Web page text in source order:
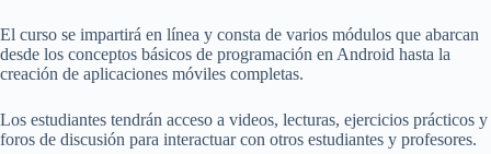
El curso se impartirá en línea y consta de varios módulos que abarcan
desde los conceptos básicos de programación en Android hasta la
creación de aplicaciones móviles completas.
Los estudiantes tendrán acceso a videos, lecturas, ejercicios prácticos y
foros de discusión para interactuar con otros estudiantes y profesores.